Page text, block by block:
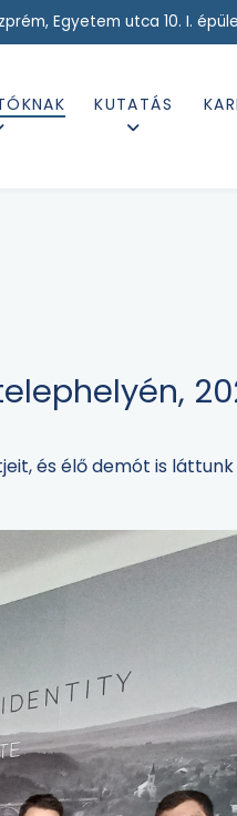
Egyetem utca 10. I.
KUTATÁS
és élő demót is